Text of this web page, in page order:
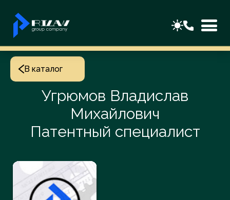
В каталог
Угрюмов Владислав
Михайлович
Патентный специалист